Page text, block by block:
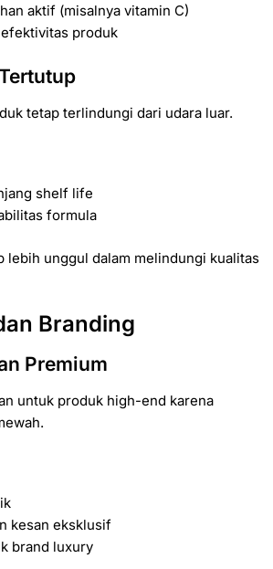
aktif (misalnya vitamin C)
produk
tetap terlindungi dari udara luar.
shelf life
formula
lebih unggul dalam melindungi kualitas
Branding
Premium
untuk produk high-end karena
kesan eksklusif
brand luxury